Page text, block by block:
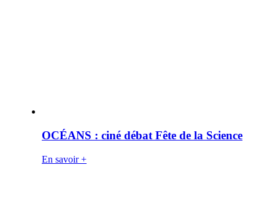
OCÉANS : ciné débat Fête de la Science
En savoir +